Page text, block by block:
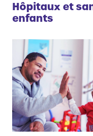
Hôpitaux et
enfants